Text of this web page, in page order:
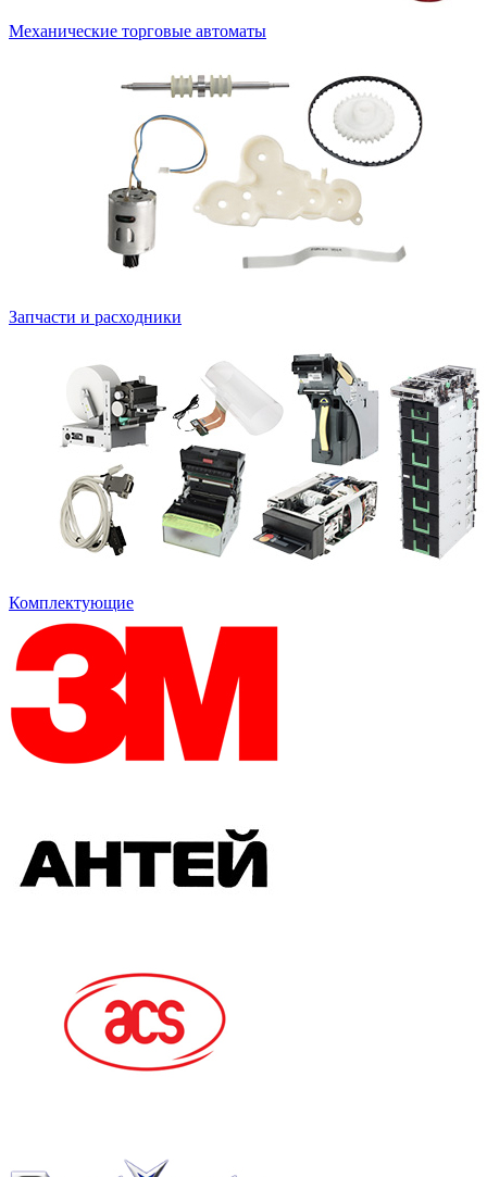
Механические торговые автоматы
Запчасти и расходники
Комплектующие